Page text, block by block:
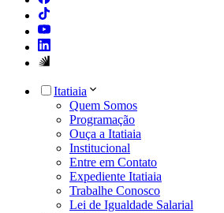
Itatiaia
Quem Somos
Programação
Ouça a Itatiaia
Institucional
Entre em Contato
Expediente Itatiaia
Trabalhe Conosco
Lei de Igualdade Salarial